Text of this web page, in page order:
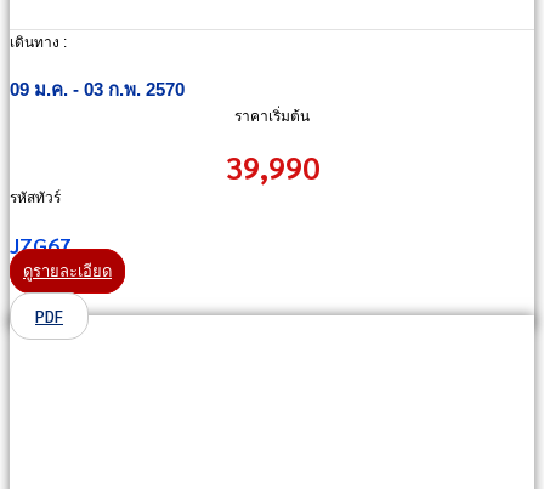
เดินทาง :
09 ม.ค. - 03 ก.พ. 2570
ราคาเริ่มต้น
39,990
รหัสทัวร์
JZG67
ดูรายละเอียด
PDF